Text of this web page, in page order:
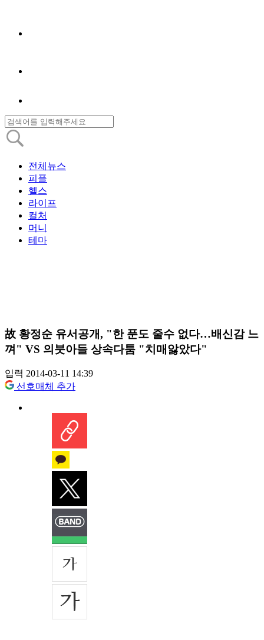
전체뉴스
피플
헬스
라이프
컬처
머니
테마
故 황정순 유서공개, "한 푼도 줄수 없다…배신감 느
껴" VS 의붓아들 상속다툼 "치매앓았다"
입력 2014-03-11 14:39
선호매체 추가